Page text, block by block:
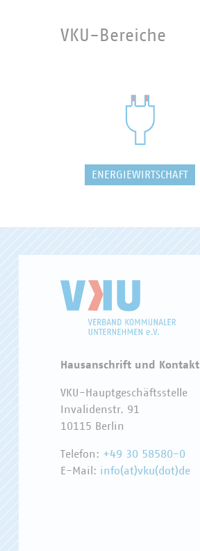
VKU-Bereiche
ENERGIEWIRTSCHAFT
Hausanschrift und Kontakt
VKU-Hauptgeschäftsstelle
Invalidenstr. 91
10115 Berlin
Telefon: +49 30 58580-0
E-Mail: info(at)vku(dot)de